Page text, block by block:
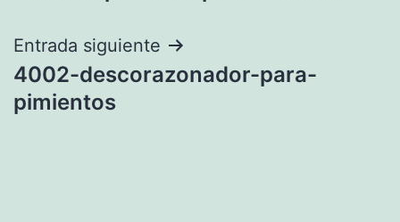
entradas
Entrada siguiente
4002-descorazonador-para-
pimientos